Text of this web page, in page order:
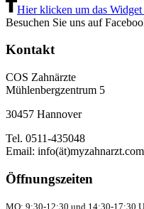
Hier klicken um das
Besuchen Sie uns auf
Kontakt
COS Zahnärzte
Mühlenbergzentrum 5
30457 Hannover
Tel. 0511-435048
Email: info(ät)myzahnarzt.com
Öffnungszeiten
MO: 9:30-12:30 und 14:30-17:30